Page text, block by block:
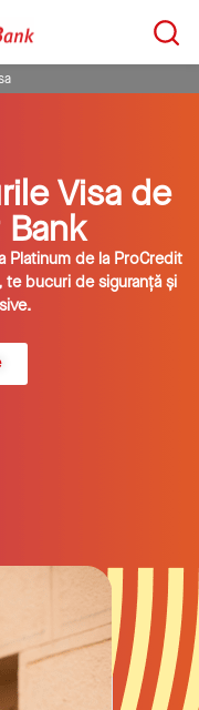
Visa de
Platinum de la ProCredit
te bucuri de siguranță și